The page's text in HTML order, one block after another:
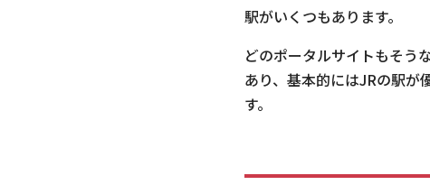
駅がいくつもあります。
どのポータルサイトもそう
あり、基本的にはJRの駅が
す。